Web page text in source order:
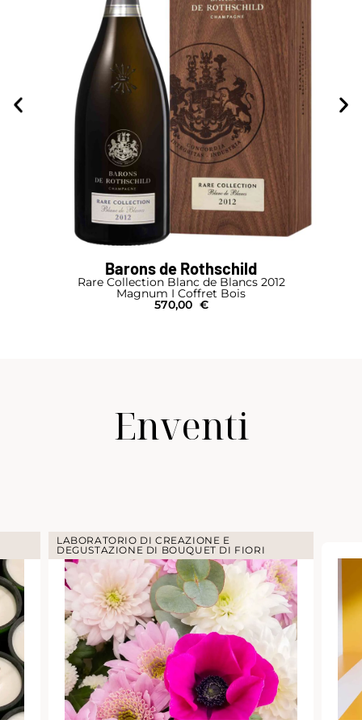
Armand de Brignac
Brut Rosé
Magnum I Pochon
1.130,00 €
Enventi
LABORATORIO DI CREAZIONE E
DEGUSTAZIONE DI BOUQUET DI FIORI